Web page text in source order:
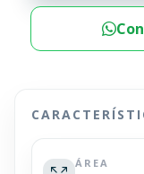
ÁREA